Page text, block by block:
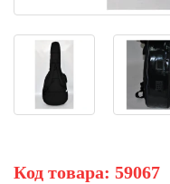
Код товара: 59067